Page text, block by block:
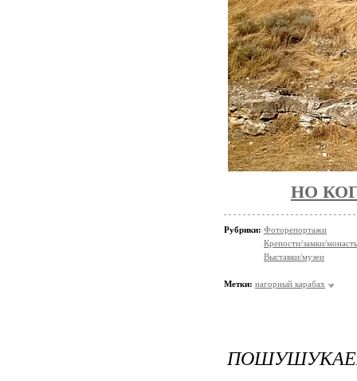
НО
Рубрики: Фоторепортажи
Крепости/замки/
Выставки/музеи
Метки: нагорный карабах